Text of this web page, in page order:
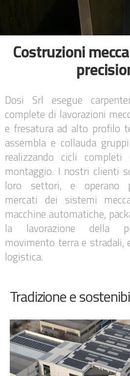
Costruzioni
Dosi Srl esegue
complete di lavorazioni
e fresatura ad alto profilo
assembla e collauda
realizzando cicli
montaggio. I nostri clienti
loro settori, e operano
mercati dei sistemi
macchine automatiche,
la lavorazione della
movimento terra e stradali,
logistica.
Tradizione e